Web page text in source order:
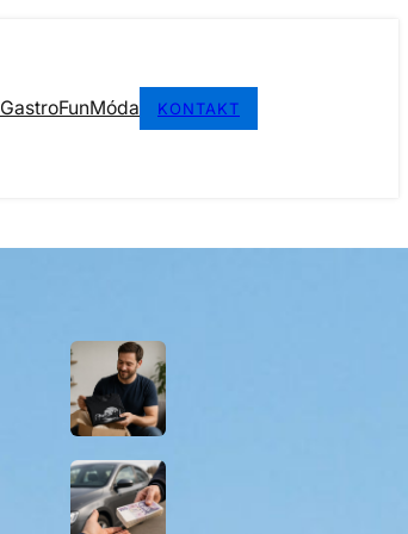
GastroFunMóda KONTAKT